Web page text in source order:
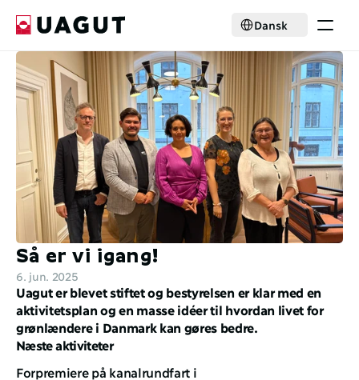
Select Language
Dansk
Krisehjælp
Medlemskab
Aktiviteter
Nyheder
Samarbejde
Om foreningen
Select Language
Dansk
Bliv medlem
Så er vi igang!
6. jun. 2025
Uagut er blevet stiftet og bestyrelsen er klar med en
aktivitetsplan og en masse idéer til hvordan livet for
grønlændere i Danmark kan gøres bedre.
Næste aktiviteter
Forpremiere på kanalrundfart i